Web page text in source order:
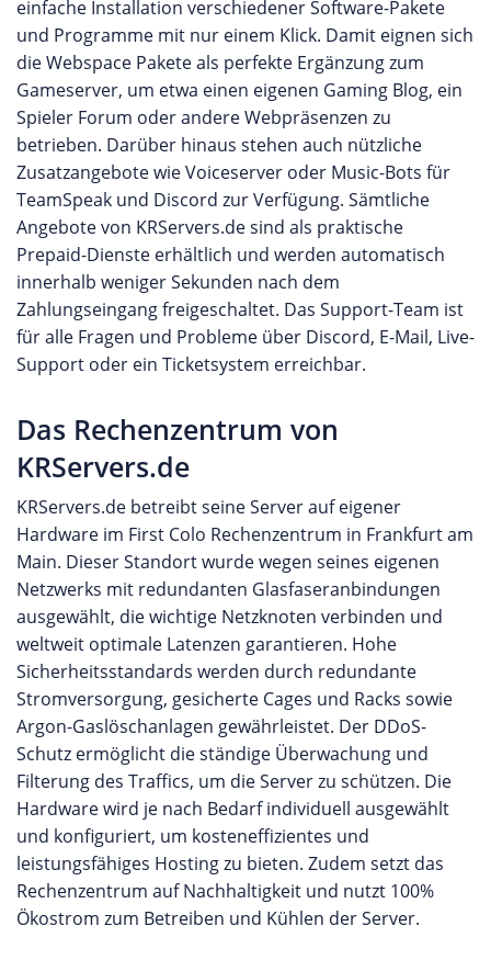
einfache Installation verschiedener Software-Pakete
und Programme mit nur einem Klick. Damit eignen sich
die Webspace Pakete als perfekte Ergänzung zum
Gameserver, um etwa einen eigenen Gaming Blog, ein
Spieler Forum oder andere Webpräsenzen zu
betrieben. Darüber hinaus stehen auch nützliche
Zusatzangebote wie Voiceserver oder Music-Bots für
TeamSpeak und Discord zur Verfügung. Sämtliche
Angebote von KRServers.de sind als praktische
Prepaid-Dienste erhältlich und werden automatisch
innerhalb weniger Sekunden nach dem
Zahlungseingang freigeschaltet. Das Support-Team ist
für alle Fragen und Probleme über Discord, E-Mail, Live-
Support oder ein Ticketsystem erreichbar.
Das Rechenzentrum von
KRServers.de
KRServers.de betreibt seine Server auf eigener
Hardware im First Colo Rechenzentrum in Frankfurt am
Main. Dieser Standort wurde wegen seines eigenen
Netzwerks mit redundanten Glasfaseranbindungen
ausgewählt, die wichtige Netzknoten verbinden und
weltweit optimale Latenzen garantieren. Hohe
Sicherheitsstandards werden durch redundante
Stromversorgung, gesicherte Cages und Racks sowie
Argon-Gaslöschanlagen gewährleistet. Der DDoS-
Schutz ermöglicht die ständige Überwachung und
Filterung des Traffics, um die Server zu schützen. Die
Hardware wird je nach Bedarf individuell ausgewählt
und konfiguriert, um kosteneffizientes und
leistungsfähiges Hosting zu bieten. Zudem setzt das
Rechenzentrum auf Nachhaltigkeit und nutzt 100%
Ökostrom zum Betreiben und Kühlen der Server.